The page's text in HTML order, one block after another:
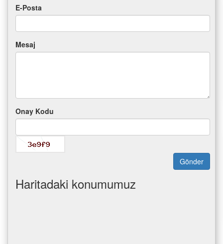
E-Posta
Mesaj
Onay Kodu
Gönder
Haritadaki konumumuz